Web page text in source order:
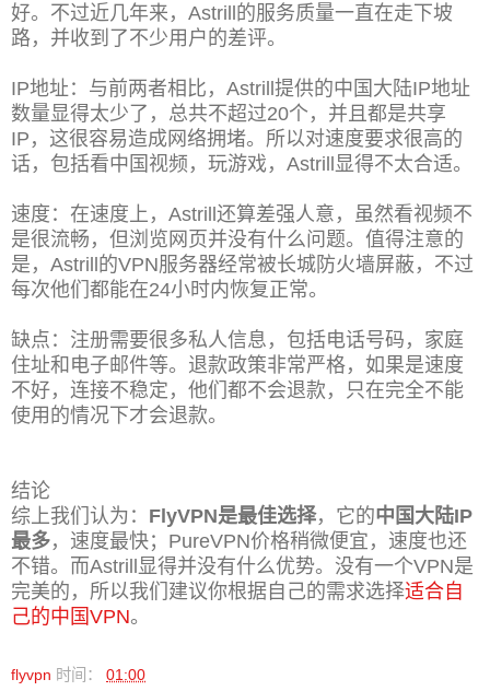
好。不过近几年来，Astrill的服务质量一直在走下坡
路，并收到了不少用户的差评。
IP地址：与前两者相比，Astrill提供的中国大陆IP地址
数量显得太少了，总共不超过20个，并且都是共享
IP，这很容易造成网络拥堵。所以对速度要求很高的
话，包括看中国视频，玩游戏，Astrill显得不太合适。
速度：在速度上，Astrill还算差强人意，虽然看视频不
是很流畅，但浏览网页并没有什么问题。值得注意的
是，Astrill的VPN服务器经常被长城防火墙屏蔽，不过
每次他们都能在24小时内恢复正常。
缺点：注册需要很多私人信息，包括电话号码，家庭
住址和电子邮件等。退款政策非常严格，如果是速度
不好，连接不稳定，他们都不会退款，只在完全不能
使用的情况下才会退款。
结论
综上我们认为： FlyVPN是最佳选择，它的中国大陆IP
最多，速度最快；PureVPN价格稍微便宜，速度也还
不错。而Astrill显得并没有什么优势。没有一个VPN是
完美的，所以我们建议你根据自己的需求选择适合自
己的中国VPN。
flyvpn 时间： 01:00